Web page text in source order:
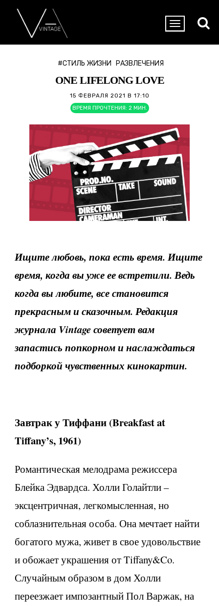
#СТИЛЬ ЖИЗНИ РАЗВЛЕЧЕНИЯ
ONE LIFELONG LOVE
15 ФЕВРАЛЯ 2021 В 17:10
ВРЕМЯ ПРОЧТЕНИЯ: 2 МИН.
Ищите любовь, пока есть время. Ищите
время, когда вы уже ее встретили. Ведь
когда вы любите, все становится
прекрасным и сказочным. Редакция
журнала Vintage советует вам
запастись попкорном и наслаждаться
подборкой чувственных кинокартин.
ЗавтракуТиффани (Breakfast at
Tiffany’s, 1961)
Романтическая мелодрама режиссера
Блейка Эдвардса. Холли Голайтли –
эксцентричная, легкомысленная, но
соблазнительная особа. Она мечтает найти
богатого мужа, живет в свое удовольствие
и обожает украшения от Tiffany&Co.
Случайным образом в дом Холли
переезжает импозантный Пол Варжак, на